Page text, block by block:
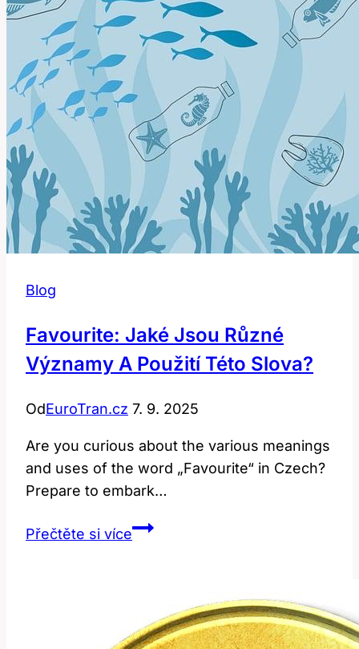
Blog
Favourite: Jaké Jsou Různé
Významy A Použití Této Slova?
OdEuroTran.cz 7. 9. 2025
Are you curious about the various meanings
and uses of the word „Favourite“ in Czech?
Prepare to embark…
Přečtěte si víceFavourite:
významy
a